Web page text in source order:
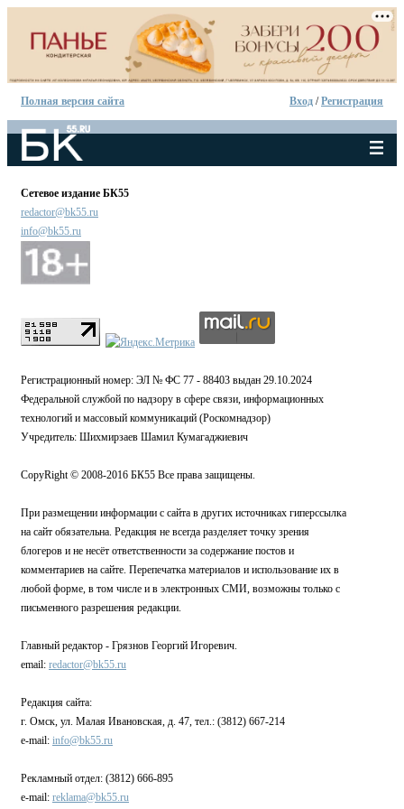
Полная версия сайта Вход /Регистрация
Сетевое издание БК55
redactor@bk55.ru
info@bk55.ru
Регистрационный номер: ЭЛ № ФС 77 - 88403 выдан 29.10.2024
Федеральной службой по надзору в сфере связи, информационных
технологий и массовый коммуникаций (Роскомнадзор)
Учредитель: Шихмирзаев Шамил Кумагаджиевич
CopyRight © 2008-2016 БК55 Все права защищены.
При размещении информации с сайта в других источниках гиперссылка
на сайт обязательна. Редакция не всегда разделяет точку зрения
блогеров и не несёт ответственности за содержание постов и
комментариев на сайте. Перепечатка материалов и использование их в
любой форме, в том числе и в электронных СМИ, возможны только с
письменного разрешения редакции.
Главный редактор - Грязнов Георгий Игоревич.
email: redactor@bk55.ru
Редакция сайта:
г. Омск, ул. Малая Ивановская, д. 47, тел.: (3812) 667-214
e-mail: info@bk55.ru
Рекламный отдел: (3812) 666-895
e-mail: reklama@bk55.ru